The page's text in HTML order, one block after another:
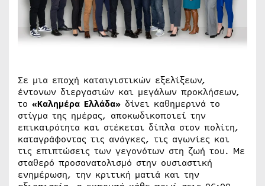
Σε μια εποχή καταιγιστικών εξελίξεων,
έντονων διεργασιών και μεγάλων προκλήσεων,
το «Καλημέρα Ελλάδα» δίνει καθημερινά το
στίγμα της ημέρας, αποκωδικοποιεί την
επικαιρότητα και στέκεται δίπλα στον πολίτη,
καταγράφοντας τις ανάγκες, τις αγωνίες και
τις επιπτώσεις των γεγονότων στη ζωή του. Με
σταθερό προσανατολισμό στην ουσιαστική
ενημέρωση, την κριτική ματιά και την